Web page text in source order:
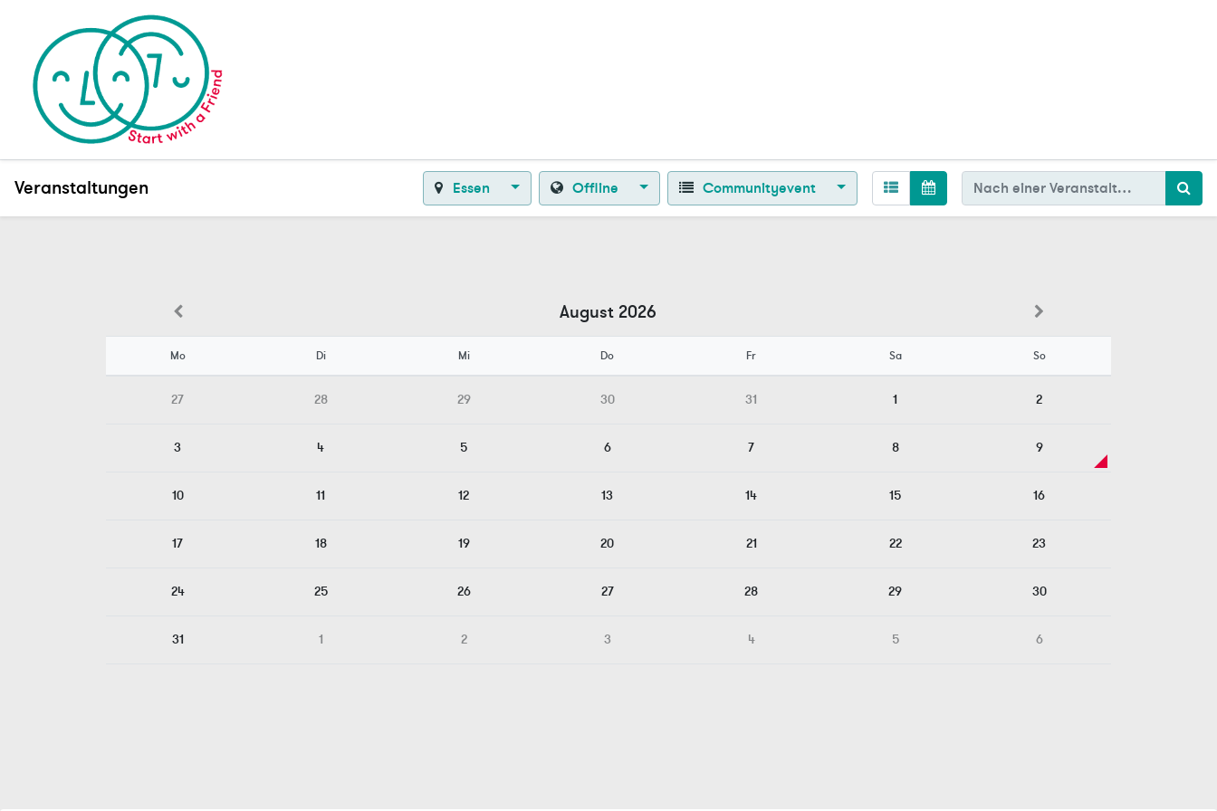
Veranstaltungen Essen Offline Communityevent
August 2026
Mo Di Mi Do Fr Sa So
27 28 29 30 31 1 2
3 4 5 6 7 8 9
10 11 12 13 14 15 16
17 18 19 20 21 22 23
24 25 26 27 28 29 30
31 1 2 3 4 5 6